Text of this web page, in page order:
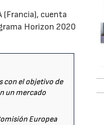
(Francia), cuenta
Horizon 2020
con el objetivo de
un mercado
Europea
28/07/2026